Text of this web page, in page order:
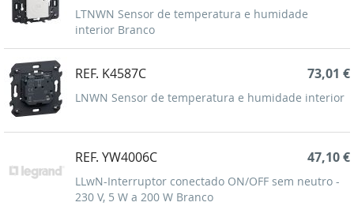
LTNWN Sensor de temperatura e humidade
interior Branco
REF. K4587C
LNWN Sensor de temperatura e humidade interior
73,01 €
REF. YW4006C
LLwN-Interruptor conectado ON/OFF sem neutro -
230 V, 5 W a 200 W Branco
47,10 €